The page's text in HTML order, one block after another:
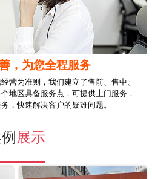
，为您全程服务
营为准则，我们建立了售前、售中、
个地区具备服务点，可提供上门服务 ，
，快速解决客户的疑难问题。
展示